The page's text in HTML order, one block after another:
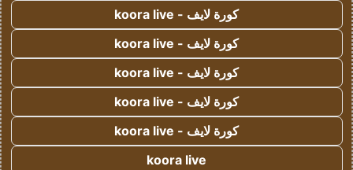
كورة لايف - koora live
كورة لايف - koora live
كورة لايف - koora live
كورة لايف - koora live
كورة لايف - koora live
koora live